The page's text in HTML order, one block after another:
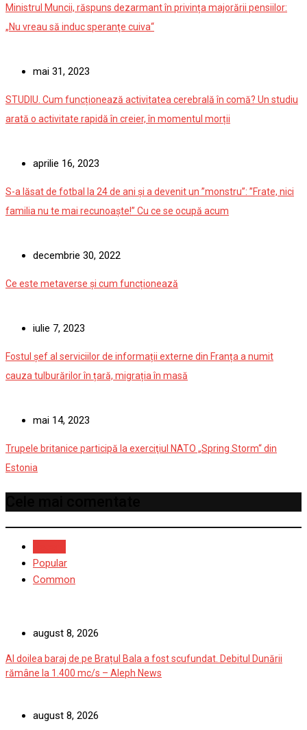
Ministrul Muncii, răspuns dezarmant în privința majorării pensiilor:
„Nu vreau să induc speranţe cuiva“
mai 31, 2023
STUDIU. Cum funcționează activitatea cerebrală în comă? Un studiu
arată o activitate rapidă în creier, în momentul morții
aprilie 16, 2023
S-a lăsat de fotbal la 24 de ani și a devenit un ”monstru”: ”Frate, nici
familia nu te mai recunoaște!” Cu ce se ocupă acum
decembrie 30, 2022
Ce este metaverse și cum funcționează
iulie 7, 2023
Fostul șef al serviciilor de informații externe din Franța a numit
cauza tulburărilor în țară, migrația în masă
mai 14, 2023
Trupele britanice participă la exerciţiul NATO „Spring Storm“ din
Estonia
Popular
Common
august 8, 2026
Al doilea baraj de pe Brațul Bala a fost scufundat. Debitul Dunării
rămâne la 1.400 mc/s – Aleph News
august 8, 2026